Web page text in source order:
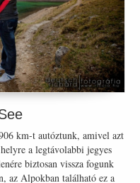
km-t autóztunk, amivel azt
a legtávolabbi jegyes
biztosan vissza fogunk
az Alpokban található ez a